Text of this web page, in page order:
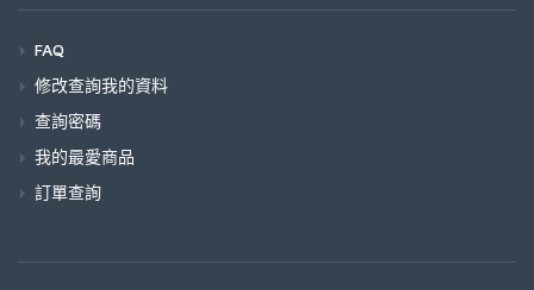
FAQ
修改查詢我的資料
查詢密碼
我的最愛商品
訂單查詢